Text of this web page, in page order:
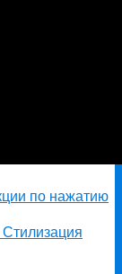
по нажатию